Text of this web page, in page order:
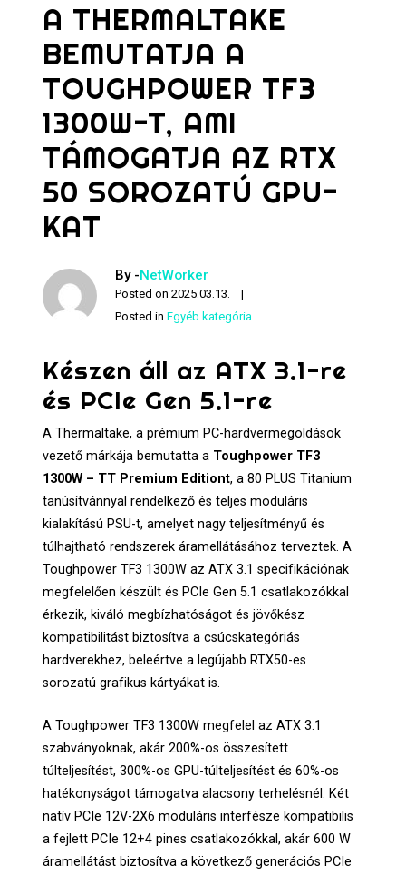
A THERMALTAKE
BEMUTATJA A
TOUGHPOWER TF3
1300W-T, AMI
TÁMOGATJA AZ RTX
50 SOROZATÚ GPU-
KAT
By -NetWorker
Posted on2025.03.13.
Posted inEgyéb kategória
Készen áll az ATX 3.1-re
és PCIe Gen 5.1-re
A Thermaltake, a prémium PC-hardvermegoldások
vezető márkája bemutatta a Toughpower TF3
1300W – TT Premium Editiont, a 80 PLUS Titanium
tanúsítvánnyal rendelkező és teljes moduláris
kialakítású PSU-t, amelyet nagy teljesítményű és
túlhajtható rendszerek áramellátásához terveztek. A
Toughpower TF3 1300W az ATX 3.1 specifikációnak
megfelelően készült és PCIe Gen 5.1 csatlakozókkal
érkezik, kiváló megbízhatóságot és jövőkész
kompatibilitást biztosítva a csúcskategóriás
hardverekhez, beleértve a legújabb RTX50-es
sorozatú grafikus kártyákat is.
A Toughpower TF3 1300W megfelel az ATX 3.1
szabványoknak, akár 200%-os összesített
túlteljesítést, 300%-os GPU-túlteljesítést és 60%-os
hatékonyságot támogatva alacsony terhelésnél. Két
natív PCIe 12V-2X6 moduláris interfésze kompatibilis
a fejlett PCIe 12+4 pines csatlakozókkal, akár 600 W
áramellátást biztosítva a következő generációs PCIe